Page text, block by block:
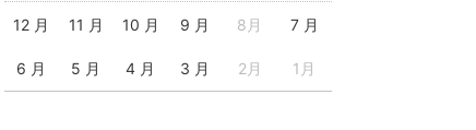
12 月 11 月 10 月 9 月 8月 7 月
6 月 5 月 4 月 3 月 2月 1月